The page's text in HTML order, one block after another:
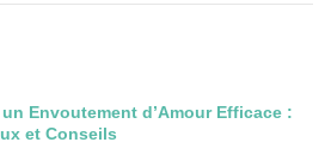
Envoutement d’Amour Efficace :
et Conseils